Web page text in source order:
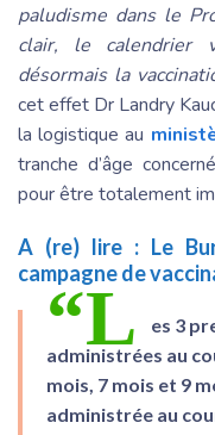
paludisme dans le
clair, le calendrier
désormais la
cet effet Dr Landry
la logistique au
tranche d’âge
pour être totalement
A (re) lire : Le
campagne de
“L
es 3
administrées au
mois, 7 mois et 9
administrée au